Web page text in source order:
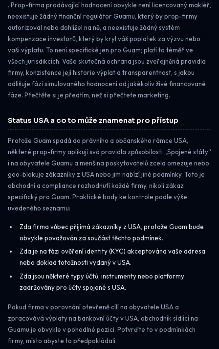
. Prop-firma prodávající hodnocení obvykle není licencovaný makléř,
neexistuje žádný finanční regulátor Guamu, který by prop-firmy
autorizoval nebo dohlížel na ně, a neexistuje žádný systém
kompenzace investorů, který by kryl váš poplatek za výzvu nebo
vaši výplatu. To není specifické jen pro Guam; platí to téměř ve
všech jurisdikcích. Vaše skutečná ochrana jsou zveřejněná pravidla
firmy, konzistence její historie výplat a transparentnost, s jakou
odlišuje fázi simulovaného hodnocení od jakékoliv živé financované
fáze. Přečtěte si je předtím, než si přečtete marketing.
Status USA a co to může znamenat pro přístup
Protože Guam spadá do právního a občanského rámce USA,
některé prop-firmy aplikují svá pravidla způsobilosti „Spojené státy“
i na obyvatele Guamu a menšina poskytovatelů zcela omezuje nebo
geo-blokuje zákazníky z USA nebo jim nabízí jiné podmínky. Toto je
obchodní a compliance rozhodnutí každé firmy, nikoli zákaz
specifický pro Guam. Praktické body ke kontrole podle výše
uvedeného seznamu:
Zda firma vůbec přijímá zákazníky z USA, protože Guam bude
obvykle považován za součást těchto podmínek.
Zda je na fázi ověření identity (KYC) akceptována vaše adresa
nebo doklad totožnosti vydaný v USA.
Zda jsou některé typy účtů, instrumenty nebo platformy
zadržovány pro účty spojené s USA.
Pokud firma v porovnání otevřeně cílí na obyvatele USA a
zpracovává výplaty na bankovní účty v USA, obchodník sídlící na
Guamu je obvykle v pohodlné pozici. Potvrďte to v podmínkách
firmy, místo abyste to předpokládali.